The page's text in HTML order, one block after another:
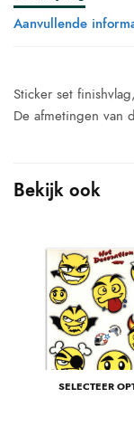
Aanvullende
Sticker set
De afmetingen van
Bekijk ook
SELECTEER